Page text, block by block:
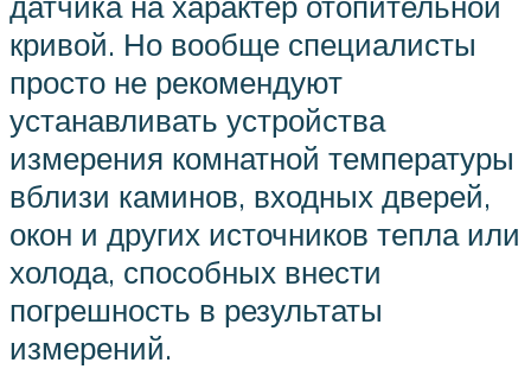
кривой. Но вообще специалисты
просто не рекомендуют
устанавливать устройства
измерения комнатной температуры
вблизи каминов, входных дверей,
окон и других источников тепла или
холода, способных внести
погрешность в результаты
измерений.